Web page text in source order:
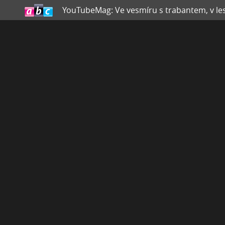
YouTubeMag: Ve vesmíru s trabantem, v